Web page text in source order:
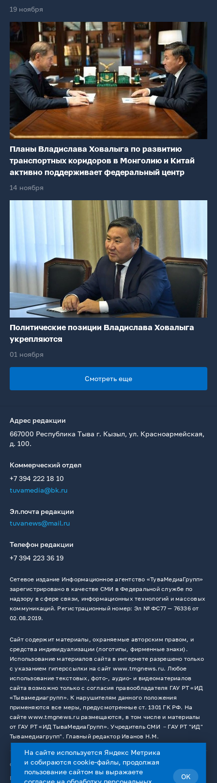
19 ноября
Планы Владислава Ховалыга по развитию
транспортных коридоров в Монголию и Китай
активно поддерживает федеральный центр
14 ноября
Политические позиции Владислава Ховалыга
укрепляются
01 ноября
Смотреть еще
Адрес редакции
667000 Республика Тыва г. Кызыл, ул. Красноармейская,
д. 100.
Коммерческий отдел
+7 394 222 18 10
tuvamedia@bk.ru
Эл.почта редакции
tuvanews@mail.ru
Телефон редакции
+7 394 223 36 19
Сетевое издание Информационное агентство «ТуваМедиаГрупп»
зарегистрировано в качестве СМИ в Федеральной службе по
надзору в сфере связи, информационных технологий и массовых
коммуникаций. Регистрационный номер: Эл № ФС77 — 76336 от
02.08.2019.
Сайт содержит материалы, охраняемые авторским правом, и
средства индивидуализации (логотипы, фирменные знаки).
Использование материалов сайта в интернете разрешено только
с указанием гиперссылки на сайт www.tmgnews.ru. Любое
использование текстовых, фото-, аудио- и видеоматериалов
сайта возможно только с согласия правообладателя ГАУ РТ «ИД
«Тывамедиагрупп». К нарушителям данного положения
применяются все меры, предусмотренные ст. 1301 ГК РФ. На
сайте www.tmgnews.ru размещаются, в том числе и материалы
от ГАУ РТ «ИД ТываМедиаГрупп». Учредитель СМИ －ГАУ РТ "ИД"
Тывамедиагрупп". Главный редактор Иванов Н.М.
© 2026. Все права защищены.
12+
Пользовательское соглашение
На сайте используется Яндекс Метрика
и собираются cookie-файлы, продолжая
пользование сайтом вы выражаете
согласие наобработку персональных
OK